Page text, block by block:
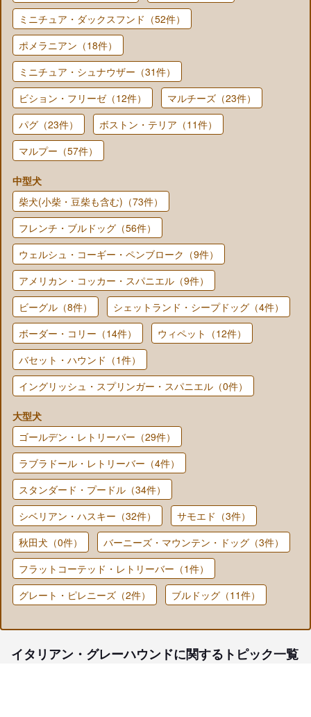
ミニチュア・ダックスフンド（52件）
ポメラニアン（18件）
ミニチュア・シュナウザー（31件）
ビション・フリーゼ（12件）
マルチーズ（23件）
パグ（23件）
ボストン・テリア（11件）
マルプー（57件）
中型犬
柴犬(小柴・豆柴も含む)（73件）
フレンチ・ブルドッグ（56件）
ウェルシュ・コーギー・ペンブローク（9件）
アメリカン・コッカー・スパニエル（9件）
ビーグル（8件）
シェットランド・シープドッグ（4件）
ボーダー・コリー（14件）
ウィペット（12件）
バセット・ハウンド（1件）
イングリッシュ・スプリンガー・スパニエル（0件）
大型犬
ゴールデン・レトリーバー（29件）
ラブラドール・レトリーバー（4件）
スタンダード・プードル（34件）
シベリアン・ハスキー（32件）
サモエド（3件）
秋田犬（0件）
バーニーズ・マウンテン・ドッグ（3件）
フラットコーテッド・レトリーバー（1件）
グレート・ピレニーズ（2件）
ブルドッグ（11件）
イタリアン・グレーハウンドに関するトピック一覧